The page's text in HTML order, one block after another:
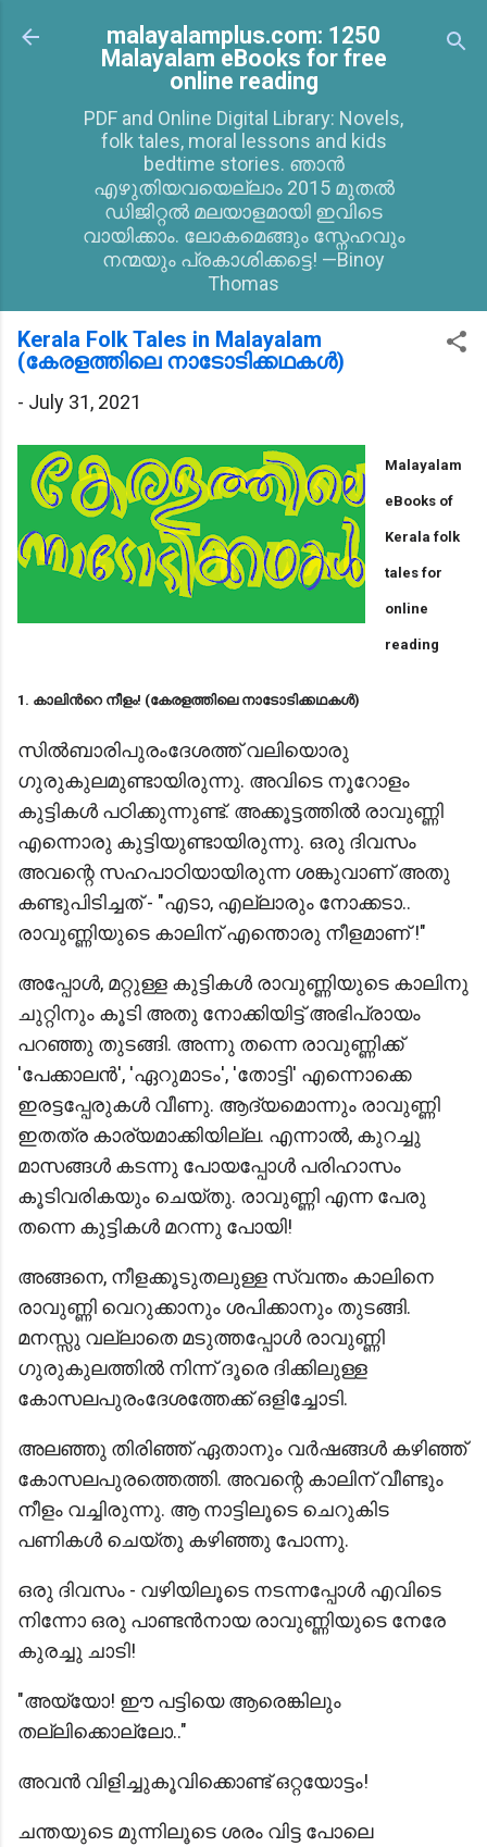
Skip to main content
malayalamplus.com: 1250
Malayalam eBooks for free
online reading
PDF and Online Digital Library: Novels,
folk tales, moral lessons and kids
bedtime stories. ഞാൻ
എഴുതിയവയെല്ലാം 2015 മുതൽ
ഡിജിറ്റൽ മലയാളമായി ഇവിടെ
വായിക്കാം. ലോകമെങ്ങും സ്നേഹവും
നന്മയും പ്രകാശിക്കട്ടെ! —Binoy
Thomas
Kerala Folk Tales in Malayalam
(കേരളത്തിലെ നാടോടിക്കഥകള്‍)
- July 31, 2021
Malayalam
eBooks of
Kerala folk
tales for
online
reading
1. കാലിന്‍റെ നീളം! (കേരളത്തിലെ നാടോടിക്കഥകള്‍)
സിൽബാരിപുരംദേശത്ത് വലിയൊരു
ഗുരുകുലമുണ്ടായിരുന്നു. അവിടെ നൂറോളം
കുട്ടികൾ പഠിക്കുന്നുണ്ട്. അക്കൂട്ടത്തിൽ രാവുണ്ണി
എന്നൊരു കുട്ടിയുണ്ടായിരുന്നു. ഒരു ദിവസം
അവന്റെ സഹപാഠിയായിരുന്ന ശങ്കുവാണ് അതു
കണ്ടുപിടിച്ചത് - "എടാ, എല്ലാരും നോക്കടാ..
രാവുണ്ണിയുടെ കാലിന് എന്തൊരു നീളമാണ് !"
അപ്പോൾ, മറ്റുള്ള കുട്ടികൾ രാവുണ്ണിയുടെ കാലിനു
ചുറ്റിനും കൂടി അതു നോക്കിയിട്ട് അഭിപ്രായം
പറഞ്ഞു തുടങ്ങി. അന്നു തന്നെ രാവുണ്ണിക്ക്
'പേക്കാലൻ', 'ഏറുമാടം', 'തോട്ടി' എന്നൊക്കെ
ഇരട്ടപ്പേരുകൾ വീണു. ആദ്യമൊന്നും രാവുണ്ണി
ഇതത്ര കാര്യമാക്കിയില്ല. എന്നാൽ, കുറച്ചു
മാസങ്ങൾ കടന്നു പോയപ്പോൾ പരിഹാസം
കൂടിവരികയും ചെയ്തു. രാവുണ്ണി എന്ന പേരു
തന്നെ കുട്ടികൾ മറന്നു പോയി!
അങ്ങനെ, നീളക്കൂടുതലുള്ള സ്വന്തം കാലിനെ
രാവുണ്ണി വെറുക്കാനും ശപിക്കാനും തുടങ്ങി.
മനസ്സു വല്ലാതെ മടുത്തപ്പോൾ രാവുണ്ണി
ഗുരുകുലത്തിൽ നിന്ന് ദൂരെ ദിക്കിലുള്ള
കോസലപുരംദേശത്തേക്ക് ഒളിച്ചോടി.
അലഞ്ഞു തിരിഞ്ഞ് ഏതാനും വർഷങ്ങൾ കഴിഞ്ഞ്
കോസലപുരത്തെത്തി. അവന്റെ കാലിന് വീണ്ടും
നീളം വച്ചിരുന്നു. ആ നാട്ടിലൂടെ ചെറുകിട
പണികൾ ചെയ്തു കഴിഞ്ഞു പോന്നു.
ഒരു ദിവസം - വഴിയിലൂടെ നടന്നപ്പോൾ എവിടെ
നിന്നോ ഒരു പാണ്ടൻനായ രാവുണ്ണിയുടെ നേരേ
കുരച്ചു ചാടി!
"അയ്യോ! ഈ പട്ടിയെ ആരെങ്കിലും
തല്ലിക്കൊല്ലോ.."
അവൻ വിളിച്ചുകൂവിക്കൊണ്ട് ഒറ്റയോട്ടം!
ചന്തയുടെ മുന്നിലൂടെ ശരം വിട്ട പോലെ